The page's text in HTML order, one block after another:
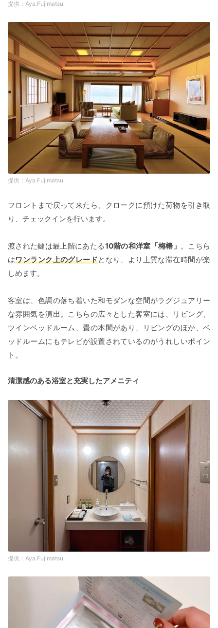
Aya.Fujimatsu
Aya.Fujimatsu
フロントまで戻って来たら、クロークに預けた荷物を引き取
り、チェックインを行います。
渡された鍵は最上階にあたる10階の和洋室「梅椿」 。こちら
はワンランク上のグレードとなり、より上質な滞在時間が楽
しめます。
客室は、色調の落ち着いた和モダンな空間がラグジュアリー
な雰囲気を演出。こちらの広々とした客室には、リビング、
ツインベッドルーム、畳の本間があり、リビングのほか、ベ
ッドルームにもテレビが設置されているのがうれしいポイン
ト。
清潔感のある浴室と充実したアメニティ
Aya.Fujimatsu